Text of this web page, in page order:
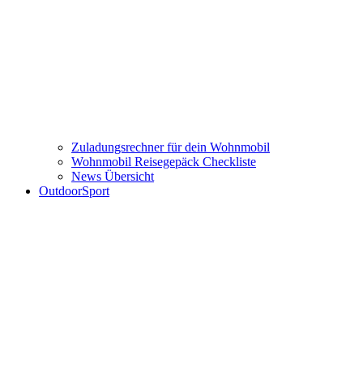
Zuladungsrechner für dein Wohnmobil
Wohnmobil Reisegepäck Checkliste
News Übersicht
OutdoorSport